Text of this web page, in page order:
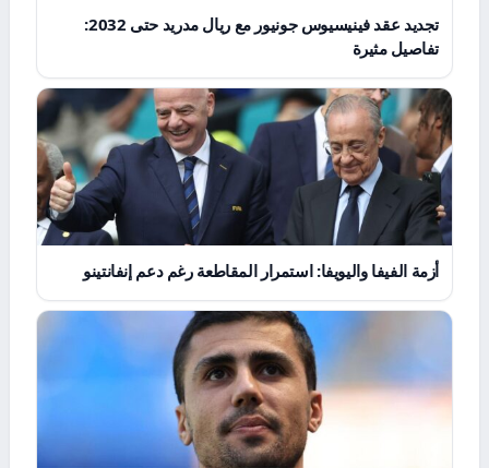
تجديد عقد فينيسيوس جونيور مع ريال مدريد حتى 2032:
تفاصيل مثيرة
أزمة الفيفا واليويفا: استمرار المقاطعة رغم دعم إنفانتينو